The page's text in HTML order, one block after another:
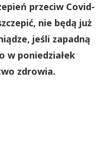
przeciw Covid-
nie będą już
jeśli zapadną
w poniedziałek
zdrowia.